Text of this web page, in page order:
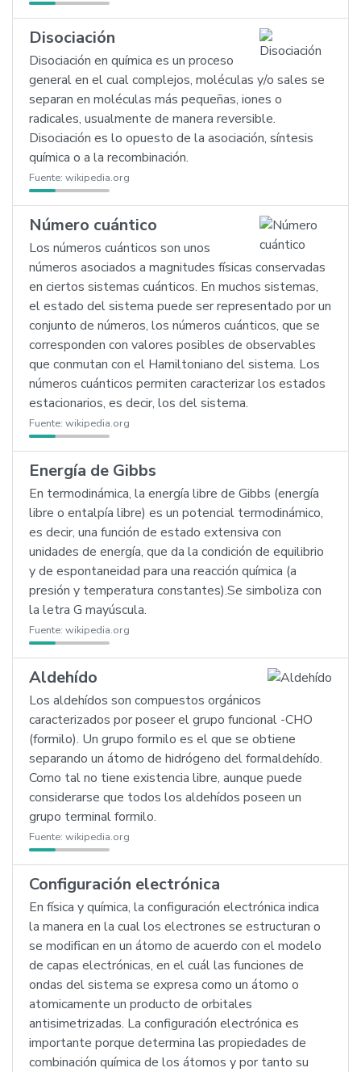
Disociación
Disociación en química es un proceso
general en el cual complejos, moléculas y/o sales se
separan en moléculas más pequeñas, iones o
radicales, usualmente de manera reversible.
Disociación es lo opuesto de la asociación, síntesis
química o a la recombinación.
Fuente: wikipedia.org
Número cuántico
Los números cuánticos son unos
números asociados a magnitudes físicas conservadas
en ciertos sistemas cuánticos. En muchos sistemas,
el estado del sistema puede ser representado por un
conjunto de números, los números cuánticos, que se
corresponden con valores posibles de observables
que conmutan con el Hamiltoniano del sistema. Los
números cuánticos permiten caracterizar los estados
estacionarios, es decir, los del sistema.
Fuente: wikipedia.org
Energía de Gibbs
En termodinámica, la energía libre de Gibbs (energía
libre o entalpía libre) es un potencial termodinámico,
es decir, una función de estado extensiva con
unidades de energía, que da la condición de equilibrio
y de espontaneidad para una reacción química (a
presión y temperatura constantes).Se simboliza con
la letra G mayúscula.
Fuente: wikipedia.org
Aldehído
Los aldehídos son compuestos orgánicos
caracterizados por poseer el grupo funcional -CHO
(formilo). Un grupo formilo es el que se obtiene
separando un átomo de hidrógeno del formaldehído.
Como tal no tiene existencia libre, aunque puede
considerarse que todos los aldehídos poseen un
grupo terminal formilo.
Fuente: wikipedia.org
Configuración electrónica
En física y química, la configuración electrónica indica
la manera en la cual los electrones se estructuran o
se modifican en un átomo de acuerdo con el modelo
de capas electrónicas, en el cuál las funciones de
ondas del sistema se expresa como un átomo o
atomicamente un producto de orbitales
antisimetrizadas. La configuración electrónica es
importante porque determina las propiedades de
combinación química de los átomos y por tanto su